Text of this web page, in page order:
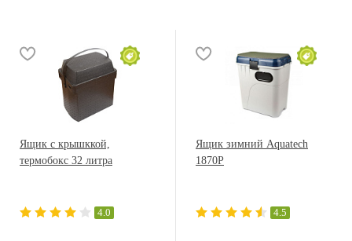
Ящик с крышккой,
термобокс 32 литра
4.0
Ящик зимний Aquatech
1870P
4.5